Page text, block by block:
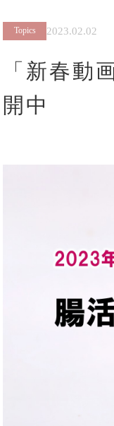
Topics 2023.02.02
「新春動
開中